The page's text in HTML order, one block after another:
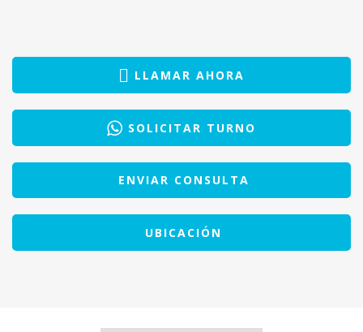
LLAMAR AHORA
SOLICITAR TURNO
ENVIAR CONSULTA
UBICACIÓN